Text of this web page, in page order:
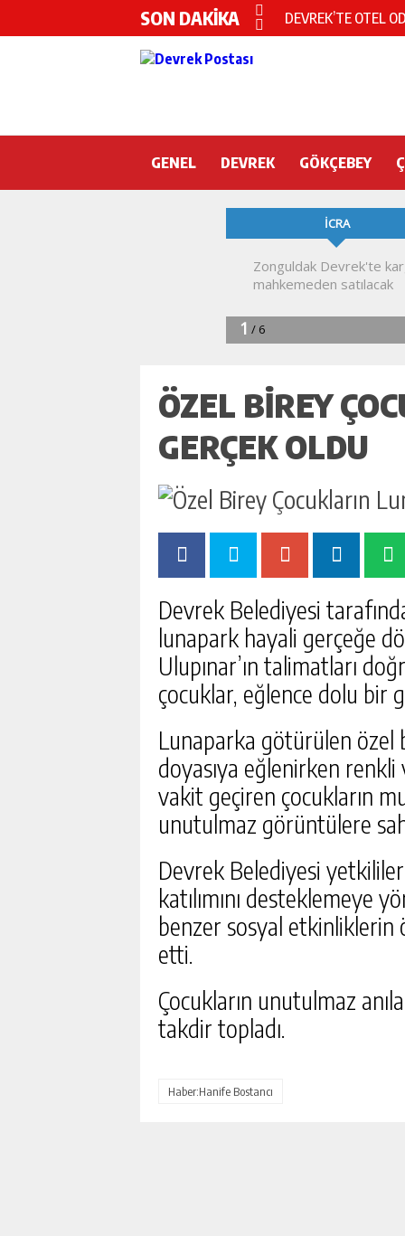
SON DAKİKA
DEVREK’TE OTEL
KURA İÇİN 2
DEVREK
TTK’DA GÖÇÜK!
GENEL DEVREK GÖKÇEBEY
ÖZEL BIREY
GERÇEK OLDU
Devrek Belediyesi
lunapark hayali gerçeğe
Ulupınar’ın talimatları
çocuklar, eğlence dolu bir
Lunaparka götürülen özel
doyasıya eğlenirken
vakit geçiren çocukların
unutulmaz görüntülere
Devrek Belediyesi
katılımını desteklemeye
benzer sosyal
etti.
Çocukların unutulmaz
takdir topladı.
Haber:Hanife Bostancı
DEVREKLI MILLI SPORCU
TIĞ’DAN ULUSLARARASI